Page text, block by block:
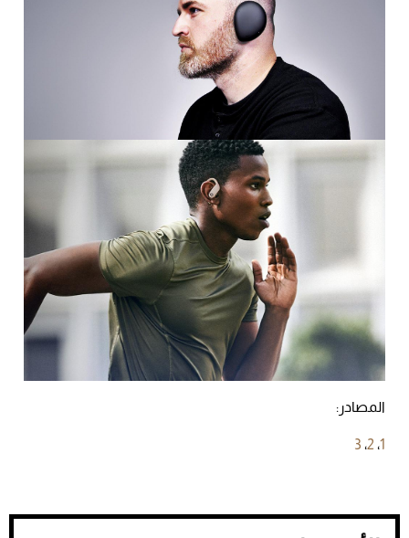
المصادر:
1، 2، 3